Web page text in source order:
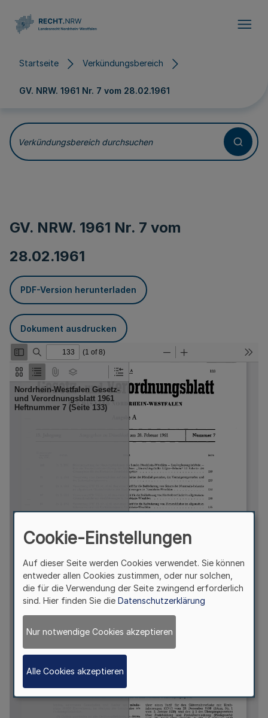
Startseite Verkündungsbereich
GV. NRW. 1961 Nr. 7 vom 28.02.1961
Verkündungsbereich durchsuchen
GV. NRW. 1961 Nr. 7 vom
28.02.1961
PDF-Version herunterladen
Dokument ausdrucken
Cookie-Einstellungen
Auf dieser Seite werden Cookies verwendet. Sie können
entweder allen Cookies zustimmen, oder nur solchen,
die für die Verwendung der Seite zwingend erforderlich
sind. Hier finden Sie die Datenschutzerklärung
Nur notwendige Cookies akzeptieren
Alle Cookies akzeptieren